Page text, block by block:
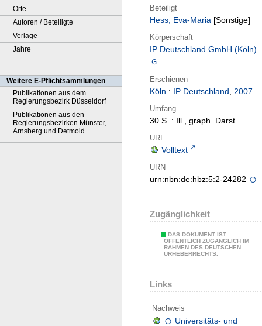
Orte
Autoren / Beteiligte
Verlage
Jahre
Weitere E-Pflichtsammlungen
Publikationen aus dem
Regierungsbezirk Düsseldorf
Publikationen aus den
Regierungsbezirken Münster,
Arnsberg und Detmold
Beteiligt
Hess, Eva-Maria [Sonstige]
Körperschaft
IP Deutschland GmbH (Köln)
Erschienen
Köln : IP Deutschland, 2007
Umfang
30 S. : Ill., graph. Darst.
URL
Volltext
URN
urn:nbn:de:hbz:5:2-24282
Zugänglichkeit
DAS DOKUMENT IST
ÖFFENTLICH ZUGÄNGLICH IM
RAHMEN DES DEUTSCHEN
URHEBERRECHTS.
Links
Nachweis
Universitäts- und